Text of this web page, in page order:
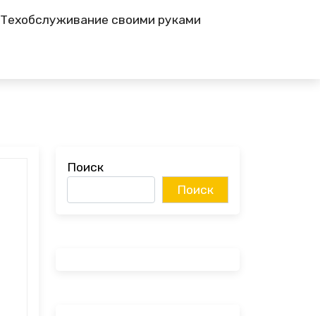
Техобслуживание своими руками
Поиск
Поиск